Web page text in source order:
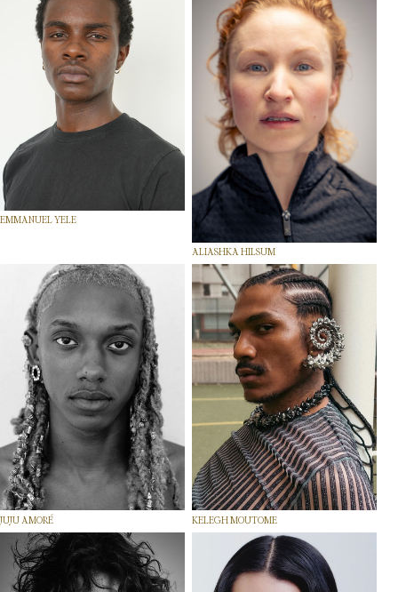
EMMANUEL YELE
ALIASHKA HILSUM
JUJU AMORÉ KELEGH MOUTOME